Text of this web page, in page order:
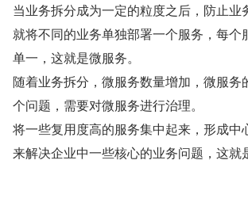
当业务拆分成为一定的粒度之后，防止业
就将不同的业务单独部署一个服务，每个
单一，这就是微服务。
随着业务拆分，微服务数量增加，微服务
个问题，需要对微服务进行治理。
将一些复用度高的服务集中起来，形成中
来解决企业中一些核心的业务问题，这就